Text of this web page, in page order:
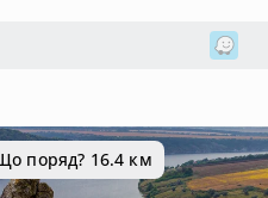
поряд? 16.4 км